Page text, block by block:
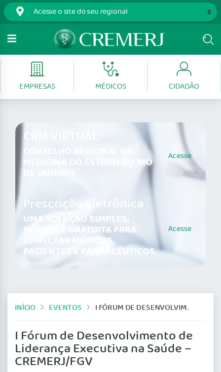
EMPRESAS MÉDICOS CIDADÃO
CRM VIRTUAL
CONSELHO REGIONAL DE
MEDICINA DO ESTADO DO RIO Acesse
Prescrição Eletrônica
UMA SOLUÇÃO SIMPLES,
SEGURA E GRATUITA PARA
CONECTAR MÉDICOS,
PACIENTES E FARMACÊUTICOS.
Acesse
INÍCIO EVENTOS I FÓRUM DE DESENVOLVIMENTO DE LIDERANÇA EXECUTIVA NA SAÚDE – CREMERJ/FGV
I Fórum de Desenvolvimento de
Liderança Executiva na Saúde –
CREMERJ/FGV